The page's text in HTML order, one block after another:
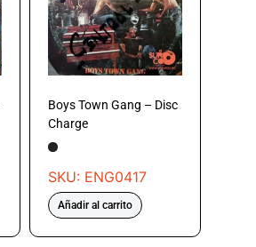
Boys Town Gang – Disc
Charge
SKU: ENG0417
Añadir al carrito